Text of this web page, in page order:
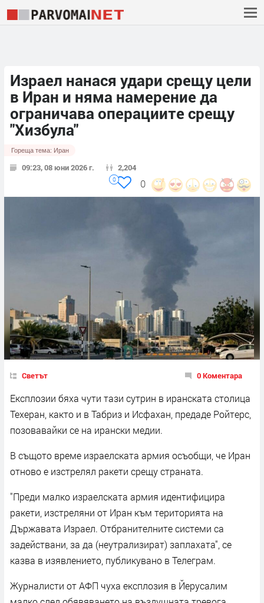
Израел нанася удари срещу цели
в Иран и няма намерение да
ограничава операциите срещу
"Хизбула"
Гореща тема: Иран
09:23, 08 юни 2026 г. 2,204
0
0
Светът 0 Коментара
Експлозии бяха чути тази сутрин в иранската столица
Техеран, както и в Табриз и Исфахан, предаде Ройтерс,
позовавайки се на ирански медии.
В същото време израелската армия осъобщи, че Иран
отново е изстрелял ракети срещу страната.
"Преди малко израелската армия идентифицира
ракети, изстреляни от Иран към територията на
Държавата Израел. Отбранителните системи са
задействани, за да (неутрализират) заплахата", се
казва в изявлението, публикувано в Телеграм.
Журналисти от АФП чуха експлозия в Йерусалим